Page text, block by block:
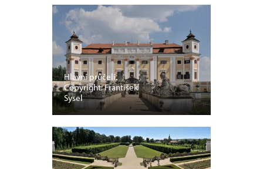
Hlavní průčelí.
Copyright: František
Sysel